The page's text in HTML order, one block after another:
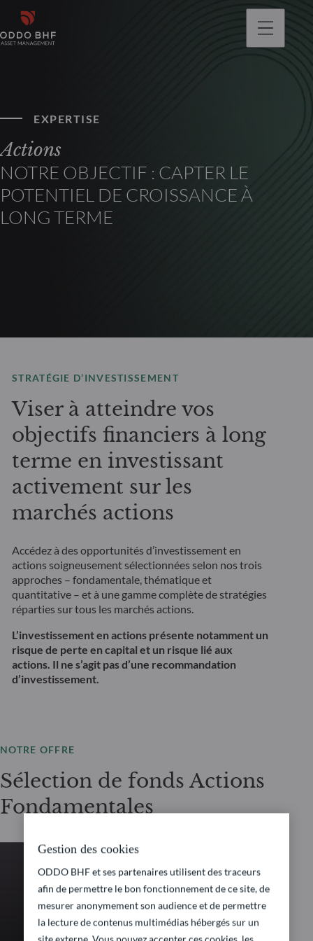
EXPERTISE
Actions
NOTRE OBJECTIF : CAPTER LE
POTENTIEL DE CROISSANCE À
LONG TERME
STRATÉGIE D’INVESTISSEMENT
Viser à atteindre vos
objectifs financiers à long
terme en investissant
activement sur les
marchés actions
Accédez à des opportunités d’investissement en
actions soigneusement sélectionnées selon nos trois
approches – fondamentale, thématique et
quantitative – et à une gamme complète de stratégies
réparties sur tous les marchés actions.
L’investissement en actions présente notamment un
risque de perte en capital et un risque lié aux
actions. Il ne s’agit pas d’une recommandation
d’investissement.
NOTRE OFFRE
Sélection de fonds Actions
Fondamentales
ODDO BHF Avenir
Gestion des cookies
ODDO BHF et ses partenaires utilisent des traceurs
afin de permettre le bon fonctionnement de ce site, de
mesurer anonymement son audience et de permettre
la lecture de contenus multimédias hébergés sur un